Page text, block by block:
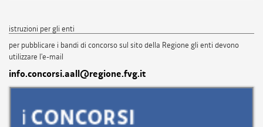
istruzioni per gli enti
per pubblicare i bandi di concorso sul sito della Regione gli enti devono
utilizzare l'e-mail
info.concorsi.aall@regione.fvg.it